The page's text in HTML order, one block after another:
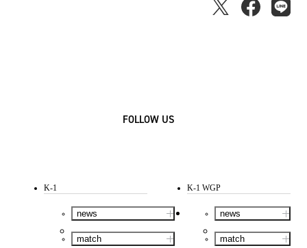
FOLLOW US
K-1
news
match
K-1 WGP
news
match